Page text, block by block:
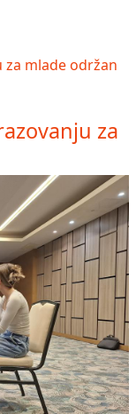
za